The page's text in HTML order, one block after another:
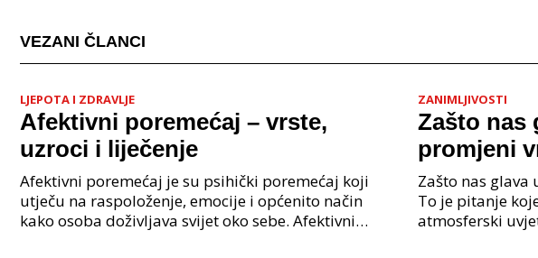
VEZANI ČLANCI
LJEPOTA I ZDRAVLJE
Afektivni poremećaj – vrste,
uzroci i liječenje
Afektivni poremećaj je su psihički poremećaj koji
utječu na raspoloženje, emocije i općenito način
kako osoba doživljava svijet oko sebe. Afektivni
ZANIMLJIVOSTI
Zašto nas
promjeni
koji je
tegobu.
Zašto nas glava
To je pitanje
atmosferski